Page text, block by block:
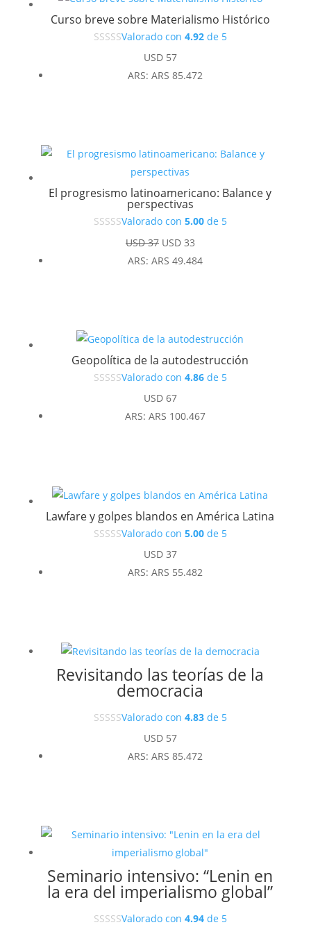
Curso breve sobre Materialismo Histórico
Valorado con 4.92de 5
USD57
ARS: ARS 85.472
El progresismo latinoamericano: Balance y
perspectivas
Valorado con 5.00de 5
USD37 El
precio
USD33El
precio
ARS: ARS 49.484
Geopolítica de la autodestrucción
Valorado con 4.86de 5
USD67
ARS: ARS 100.467
Lawfare y golpes blandos en América Latina
Valorado con 5.00de 5
USD37
ARS: ARS 55.482
Revisitando las teorías de la
democracia
Valorado con 4.83de 5
USD57
ARS: ARS 85.472
Seminario intensivo: “Lenin en
la era del imperialismo global”
Valorado con 4.94de 5